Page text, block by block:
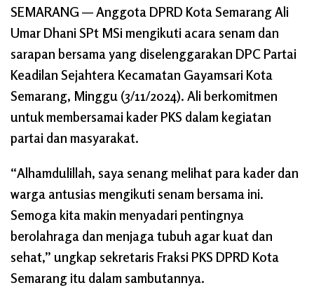
SEMARANG — Anggota DPRD Kota Semarang Ali
Umar Dhani SPt MSi mengikuti acara senam dan
sarapan bersama yang diselenggarakan DPC Partai
Keadilan Sejahtera Kecamatan Gayamsari Kota
Semarang, Minggu (3/11/2024). Ali berkomitmen
untuk membersamai kader PKS dalam kegiatan
partai dan masyarakat.
“Alhamdulillah, saya senang melihat para kader dan
warga antusias mengikuti senam bersama ini.
Semoga kita makin menyadari pentingnya
berolahraga dan menjaga tubuh agar kuat dan
sehat,” ungkap sekretaris Fraksi PKS DPRD Kota
Semarang itu dalam sambutannya.